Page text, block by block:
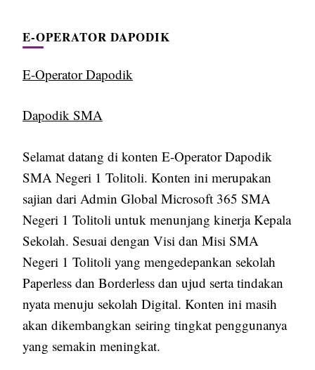
E-OPERATOR DAPODIK
E-Operator Dapodik
Dapodik SMA
Selamat datang di konten E-Operator Dapodik
SMA Negeri 1 Tolitoli. Konten ini merupakan
sajian dari Admin Global Microsoft 365 SMA
Negeri 1 Tolitoli untuk menunjang kinerja Kepala
Sekolah. Sesuai dengan Visi dan Misi SMA
Negeri 1 Tolitoli yang mengedepankan sekolah
Paperless dan Borderless dan ujud serta tindakan
nyata menuju sekolah Digital. Konten ini masih
akan dikembangkan seiring tingkat penggunanya
yang semakin meningkat.